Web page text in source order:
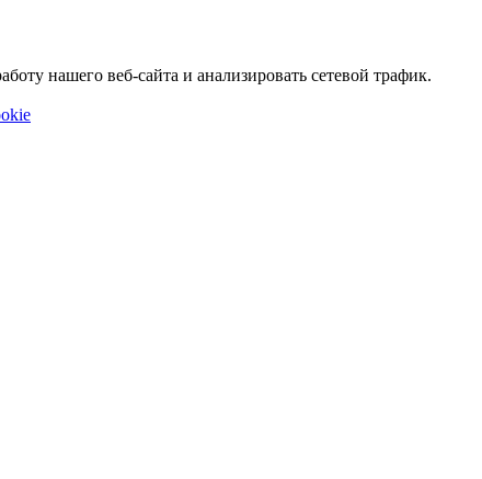
нашего веб-сайта и анализировать сетевой трафик.